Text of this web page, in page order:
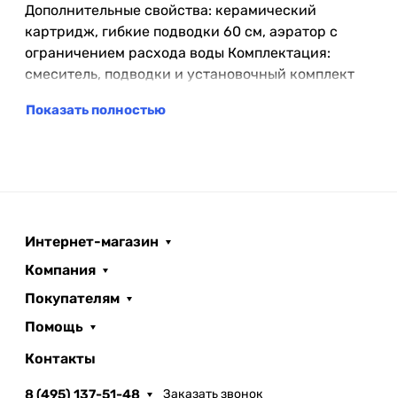
Дополнительные свойства: керамический
картридж, гибкие подводки 60 см, аэратор с
ограничением расхода воды Комплектация:
смеситель, подводки и установочный комплект
Показать полностью
Интернет-магазин
Компания
Покупателям
Помощь
Контакты
8 (495) 137-51-48 Заказать звонок